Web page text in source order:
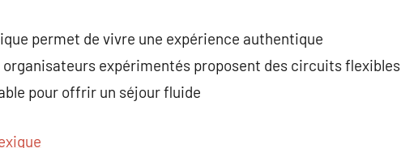
permet de vivre une expérience authentique
organisateurs expérimentés proposent des circuits flexibles
pour offrir un séjour fluide